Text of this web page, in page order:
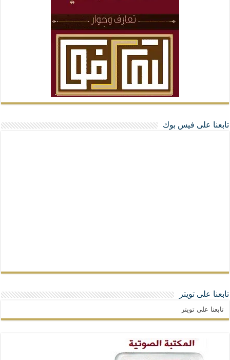
تابعنا على فيس بوك
تابعنا على تويتر
تابعنا على تويتر